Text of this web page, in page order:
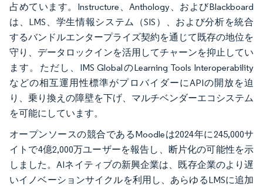
占めています。Instructure、Anthology、およびBlackboard
は、LMS、学生情報システム（SIS）、および分析を統合
するバンドルエンタープライズ契約を通じて既存の地位を
守り、データロックインを活用してチャーンを抑止してい
ます。ただし、IMS GlobalのLearning Tools Interoperability
などの相互運用性標準がプロバイダーにAPIの開放を迫
り、乗り換えの障壁を下げ、マルチベンダーエコシステム
を可能にしています。
オープンソースの競合であるMoodleは2024年に245,000サ
イトで4億2,000万ユーザーを報告し、断片化の可能性を示
しました。AIネイティブの新興企業は、既存企業のより遅
いイノベーションサイクルを利用し、あらゆるLMSに追加